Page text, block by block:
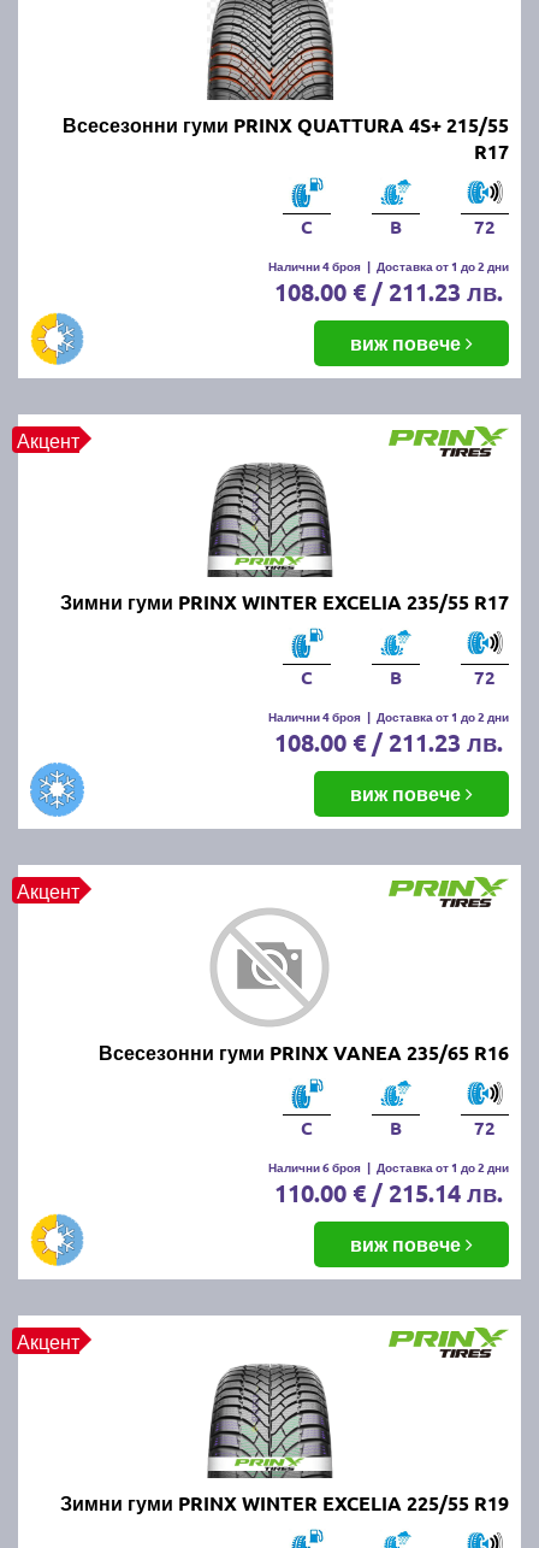
Всесезонни гуми PRINX QUATTURA 4S+ 215/55
R17
C B 72
Налични 4 броя | Доставка от 1 до 2 дни
108.00 € / 211.23 лв.
виж повече
Акцент
Зимни гуми PRINX WINTER EXCELIA 235/55 R17
C B 72
Налични 4 броя | Доставка от 1 до 2 дни
108.00 € / 211.23 лв.
виж повече
Акцент
Всесезонни гуми PRINX VANEA 235/65 R16
C B 72
Налични 6 броя | Доставка от 1 до 2 дни
110.00 € / 215.14 лв.
виж повече
Акцент
Зимни гуми PRINX WINTER EXCELIA 225/55 R19